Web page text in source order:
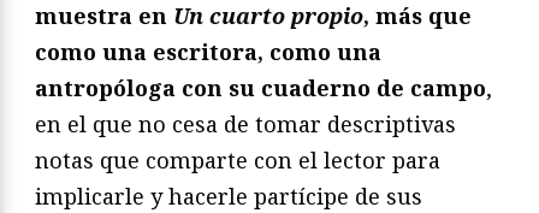
muestra en Un cuarto propio, más que
como una escritora, como una
antropóloga con su cuaderno de campo,
en el que no cesa de tomar descriptivas
notas que comparte con el lector para
implicarle y hacerle partícipe de sus